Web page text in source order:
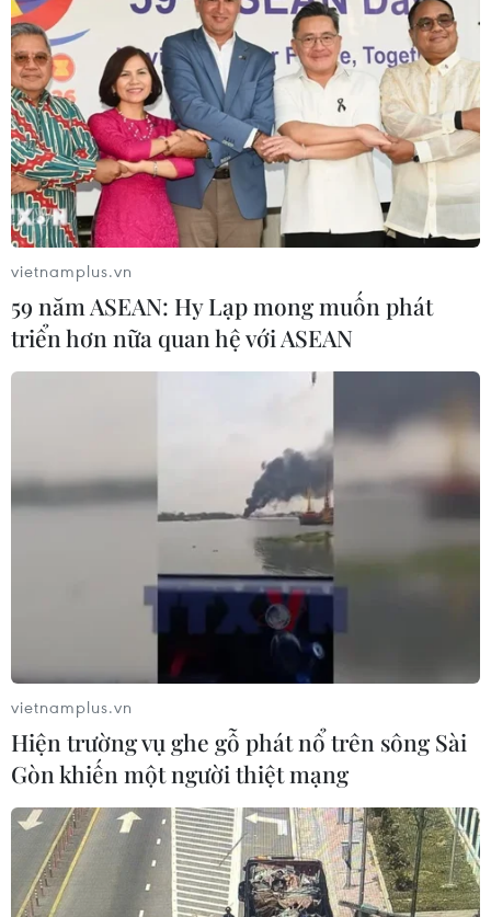
vietnamplus.vn
59 năm ASEAN: Hy Lạp mong muốn phát
triển hơn nữa quan hệ với ASEAN
vietnamplus.vn
Hiện trường vụ ghe gỗ phát nổ trên sông Sài
Gòn khiến một người thiệt mạng